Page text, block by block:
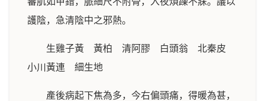
護陰，急清陰中之邪熱。
生雞子黃 黃柏 清阿膠 白頭翁 北秦皮
小川黃連 細生地
產後病起下焦為多，今右偏頭痛，得暖為甚，